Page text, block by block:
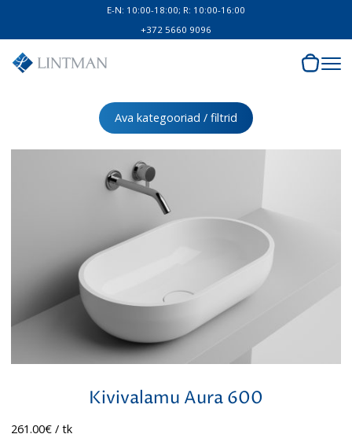
E-N: 10:00-18:00; R: 10:00-16:00
+372 5660 9096
Ava kategooriad / filtrid
Kivivalamu Aura 600
261.00€/ tk